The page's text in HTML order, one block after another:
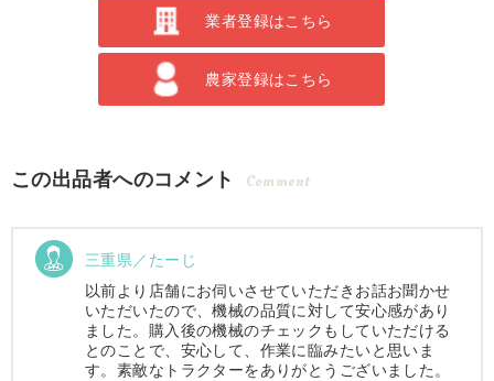
業者登録はこちら
農家登録はこちら
この出品者へのコメント Comment
三重県／たーじ
以前より店舗にお伺いさせていただきお話お聞かせ
いただいたので、機械の品質に対して安心感があり
ました。購入後の機械のチェックもしていただける
とのことで、安心して、作業に臨みたいと思いま
す。素敵なトラクターをありがとうございました。